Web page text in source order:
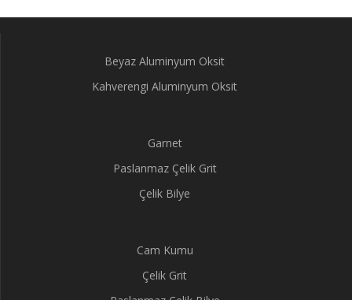
Beyaz Aluminyum Oksit
Kahverengi Aluminyum Oksit
Garnet
Paslanmaz Çelik Grit
Çelik Bilye
Cam Kumu
Çelik Grit